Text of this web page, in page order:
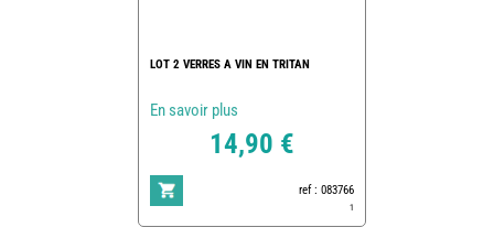
LOT 2 VERRES A VIN EN TRITAN
En savoir plus
14,90 €
ref : 083766
1